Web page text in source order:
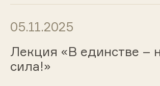
05.11.2025
Лекция «В единстве –
сила!»